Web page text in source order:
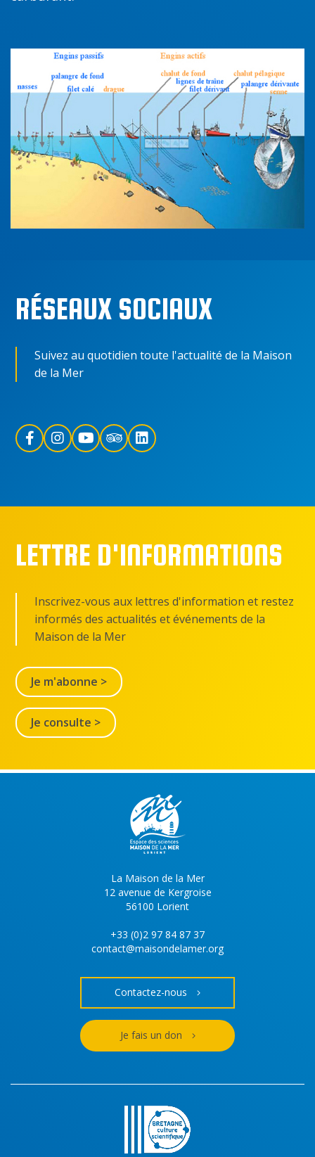
RÉSEAUX SOCIAUX
Suivez au quotidien toute l'actualité de la Maison
de la Mer
LETTRE D'INFORMATIONS
Inscrivez-vous aux lettres d'information et restez
informés des actualités et événements de la
Maison de la Mer
Je m'abonne >
Je consulte >
La Maison de la Mer
12 avenue de Kergroise
56100 Lorient
+33 (0)2 97 84 87 37
contact@maisondelamer.org
Contactez-nous
Je fais un don